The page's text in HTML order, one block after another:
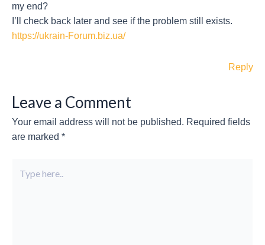
my end?
I’ll check back later and see if the problem still exists.
https://ukrain-Forum.biz.ua/
Reply
Leave a Comment
Your email address will not be published. Required fields
are marked *
here..